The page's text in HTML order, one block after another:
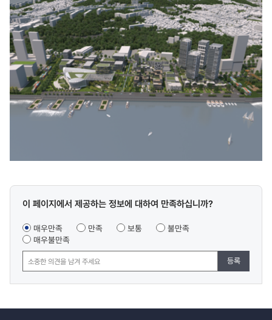
콘텐츠
조사
이 페이지에서 제공하는 정보에 대하여 만족하십니까?
매우만족 만족 보통
불만족
매우불만족
등록